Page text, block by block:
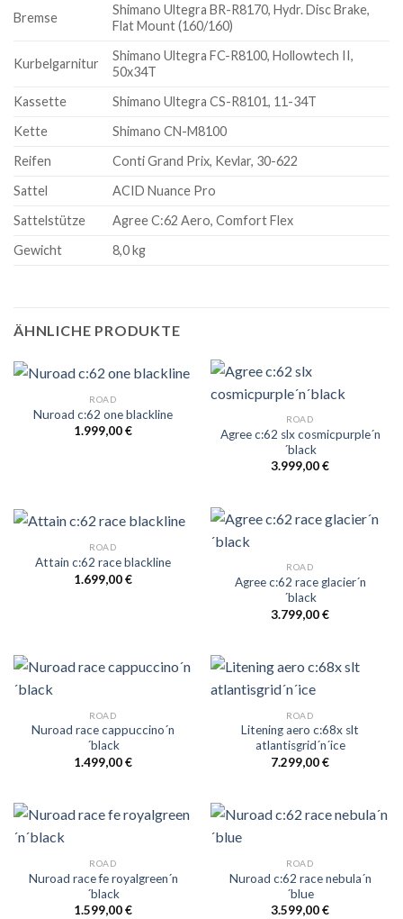
Bremse
Shimano Ultegra BR-R8170, Hydr. Disc Brake,
Flat Mount (160/160)
Kurbelgarnitur
Shimano Ultegra FC-R8100, Hollowtech II,
50x34T
Kassette
Shimano Ultegra CS-R8101, 11-34T
Kette
Shimano CN-M8100
Reifen
Conti Grand Prix, Kevlar, 30-622
Sattel
ACID Nuance Pro
Sattelstütze
Agree C:62 Aero, Comfort Flex
Gewicht
8,0 kg
ÄHNLICHE PRODUKTE
ROAD
Nuroad c:62 one blackline
1.999,00€
ROAD
Agree c:62 slx cosmicpurple´n
´black
3.999,00€
ROAD
Attain c:62 race blackline
1.699,00€
ROAD
Agree c:62 race glacier´n
´black
3.799,00€
ROAD
Nuroad race cappuccino´n
´black
1.499,00€
ROAD
Litening aero c:68x slt
atlantisgrid´n´ice
7.299,00€
ROAD
Nuroad race fe royalgreen´n
´black
1.599,00€
ROAD
Nuroad c:62 race nebula´n
´blue
3.599,00€